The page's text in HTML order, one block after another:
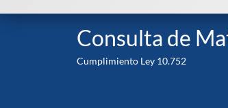
Consulta de
Cumplimiento Ley 10.752